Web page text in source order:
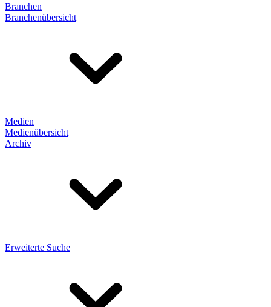
Branchen
Branchenübersicht
Medien
Medienübersicht
Archiv
Erweiterte Suche